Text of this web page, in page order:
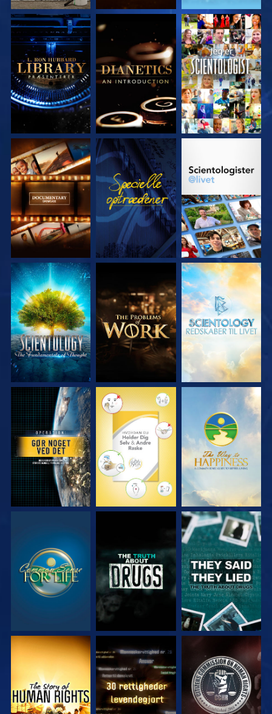
UDFORSK SERIEN UDFORSK SERIEN SE
UDFORSK SERIEN SE UDFORSK SERIEN
UDFORSK SERIEN UDFORSK SERIEN UDFORSK SERIEN
SE SE SE
SE SE
SE SE SE